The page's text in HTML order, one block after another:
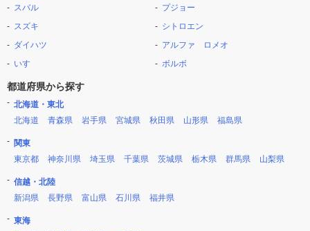
スバル
スズキ
ダイハツ
いすゞ
プジョー
シトロエン
アルファ ロメオ
ボルボ
都道府県から探す
北海道・東北
北海道
青森県 岩手県 宮城県 秋田県 山形県 福島県
関東
東京都
神奈川県 埼玉県 千葉県 茨城県 栃木県 群馬県 山梨県
信越・北陸
新潟県
長野県 富山県 石川県 福井県
東海